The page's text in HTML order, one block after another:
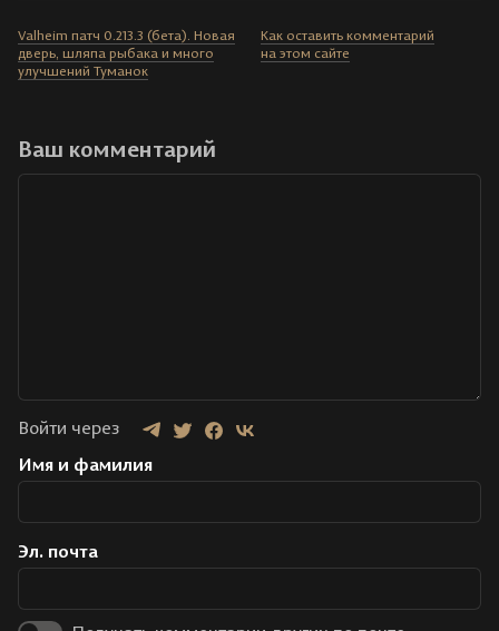
Valheim патч 0.213.3 (бета). Новая
дверь, шляпа рыбака и много
улучшений Туманок
Как оставить комментарий
на этом сайте
Ваш комментарий
Войти через
Имя и фамилия
Эл. почта